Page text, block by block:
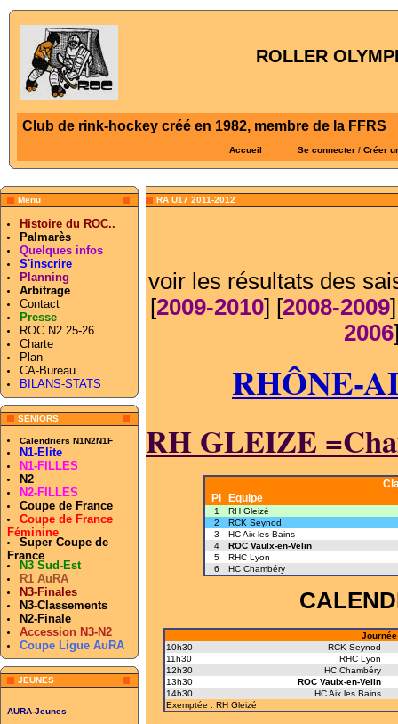
ROLLER
Club de rink-hockey créé en 1982, membre de la FFRS
Accueil Se connecter / Créer
Menu
Histoire du ROC..
Palmarès
Quelques infos
S'inscrire
Planning
Arbitrage
Contact
Presse
ROC N2 25-26
Charte
Plan
CA-Bureau
BILANS-STATS
SENIORS
Calendriers N1N2N1F
N1-Elite
N1-FILLES
N2
N2-FILLES
Coupe de France
Coupe de France
Féminine
Super Coupe de
France
N3 Sud-Est
R1 AuRA
N3-Finales
N3-Classements
N2-Finale
Accession N3-N2
Coupe Ligue AuRA
JEUNES
AURA-Jeunes
RA U17 2011-2012
voir les résultats des
[2009-2010] [2008-2009
2006
RHÔNE-
RH GLEIZE
Pl
Equipe
1
RH Gleizé
2
RCK Seynod
3
HC Aix les Bains
4
ROC Vaulx-en-Velin
5
RHC Lyon
6
HC Chambéry
10h30
RCK Seynod
11h30
RHC Lyon
12h30
HC Chambéry
13h30
ROC Vaulx-en-Velin
14h30
HC Aix les Bains
Exemptée : RH Gleizé